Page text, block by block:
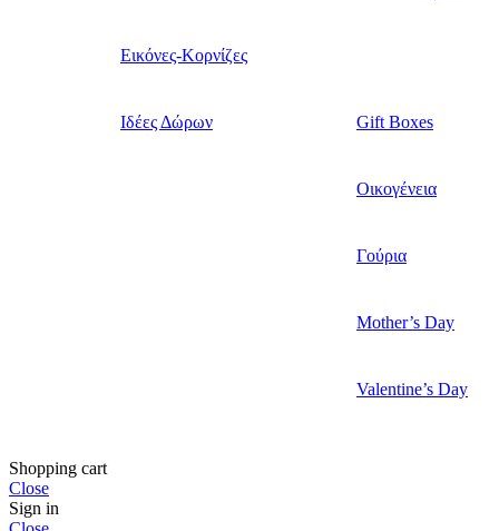
Εικόνες-Κορνίζες
Ιδέες Δώρων Gift Boxes
Οικογένεια
Γούρια
Mother’s Day
Valentine’s Day
Shopping cart
Close
Sign in